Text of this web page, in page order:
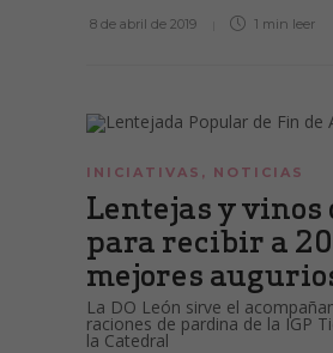
8 de abril de 2019 1 min leer
INICIATIVAS , NOTICIAS
Lentejas y vinos
para recibir a
mejores
La DO León sirve el
raciones de pardina de la IGP
la Catedral